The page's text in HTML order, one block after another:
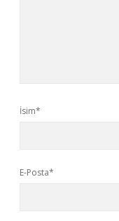
İsim*
E-Posta*